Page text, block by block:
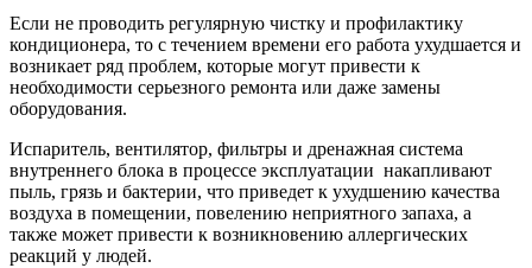
Если не проводить регулярную чистку и профилактику
кондиционера, то с течением времени его работа ухудшается и
возникает ряд проблем, которые могут привести к
необходимости серьезного ремонта или даже замены
оборудования.
Испаритель, вентилятор, фильтры и дренажная система
внутреннего блока в процессе эксплуатации накапливают
пыль, грязь и бактерии, что приведет к ухудшению качества
воздуха в помещении, повелению неприятного запаха, а
также может привести к возникновению аллергических
реакций у людей.